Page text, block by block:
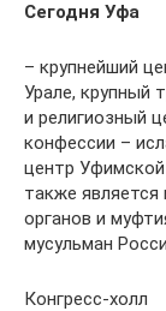
Сегодня Уфа
– крупнейший
Урале, крупный
и религиозный
конфессии –
центр
также
органов и
мусульман
Конгресс-холл